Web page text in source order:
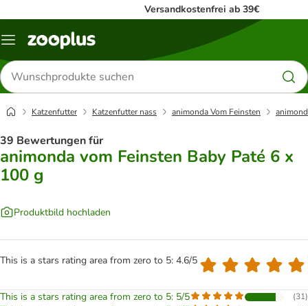
Versandkostenfrei ab 39€
Menü
Produkte
suchen
Katzenfutter Katzenfutter nass animonda Vom Feinsten
39 Bewertungen für
animonda vom Feinsten Baby Paté 6 x
100 g
Produktbild hochladen
This is a stars rating area from zero to 5: 4.6/5
This is a stars rating area from zero to 5: 5/5 (31)